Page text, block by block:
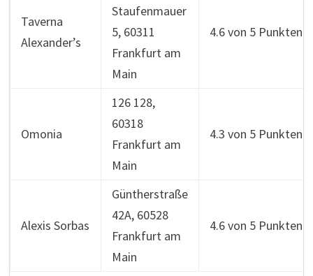
Taverna
Alexander’s
Staufenmauer
5, 60311
Frankfurt am
Main
4.6 von 5 Punkten
Omonia
126 128,
60318
Frankfurt am
Main
4.3 von 5 Punkten
Alexis Sorbas
Güntherstraße
42A, 60528
Frankfurt am
Main
4.6 von 5 Punkten